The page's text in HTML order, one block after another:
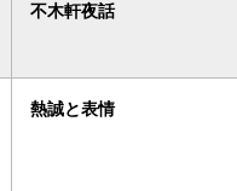
不木軒夜話
熱誠と表情